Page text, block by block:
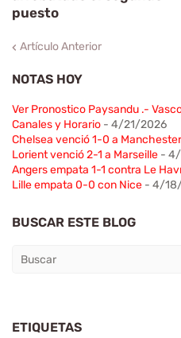
puesto
Artículo Anterior
NOTAS HOY
Ver Pronostico Paysandu .-
Canales y Horario - 4/21/2026
Chelsea venció 1-0 a
Lorient venció 2-1 a Marseille -
Angers empata 1-1 contra Le
Lille empata 0-0 con Nice - 4/
BUSCAR ESTE BLOG
ETIQUETAS